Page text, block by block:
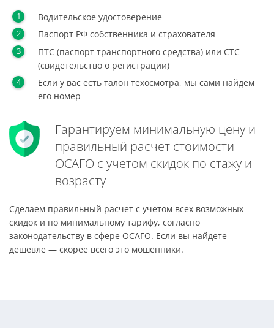
Водительское удостоверение
Паспорт РФ собственника и страхователя
ПТС (паспорт транспортного средства) или СТС
(свидетельство о регистрации)
Если у вас есть талон техосмотра, мы сами найдем
его номер
Гарантируем минимальную цену и
правильный расчет стоимости
ОСАГО с учетом скидок по стажу и
возрасту
Сделаем правильный расчет с учетом всех возможных
скидок и по минимальному тарифу, согласно
законодательству в сфере ОСАГО. Если вы найдете
дешевле — скорее всего это мошенники.